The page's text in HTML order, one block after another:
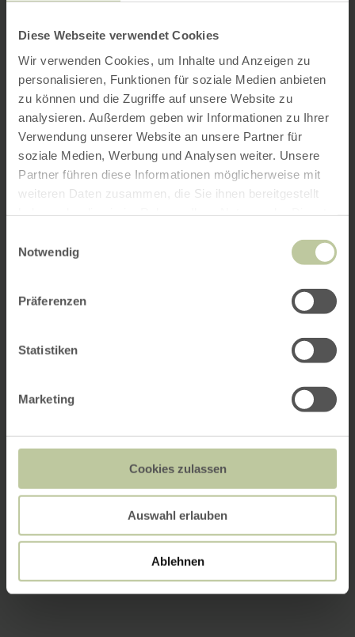
Diese Webseite verwendet Cookies
Wir verwenden Cookies, um Inhalte und Anzeigen zu
personalisieren, Funktionen für soziale Medien anbieten
zu können und die Zugriffe auf unsere Website zu
analysieren. Außerdem geben wir Informationen zu Ihrer
Verwendung unserer Website an unsere Partner für
soziale Medien, Werbung und Analysen weiter. Unsere
Partner führen diese Informationen möglicherweise mit
weiteren Daten zusammen, die Sie ihnen bereitgestellt
Notwendig
Präferenzen
Statistiken
Marketing
Cookies zulassen
Auswahl erlauben
Ablehnen